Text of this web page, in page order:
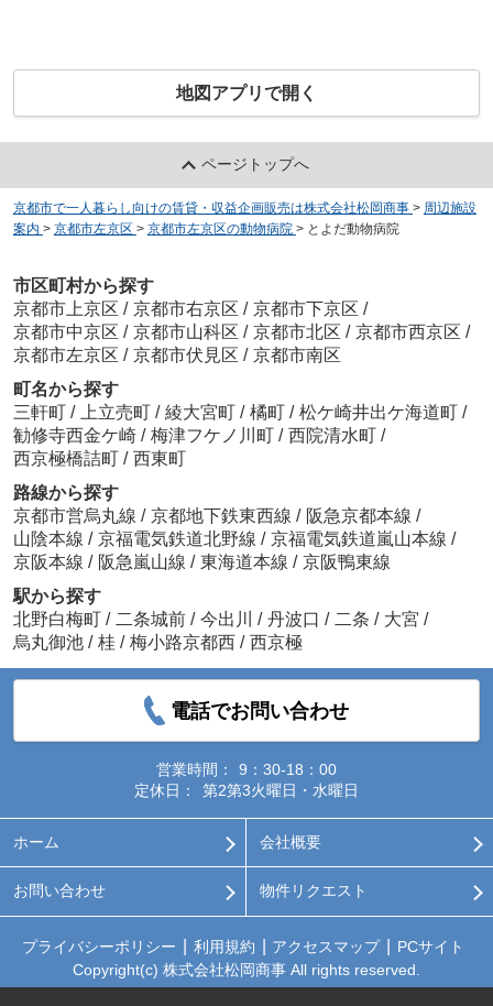
地図アプリで開く
ページトップへ
京都市で一人暮らし向けの賃貸・収益企画販売は株式会社松岡商事 > 周辺施設
案内 > 京都市左京区 > 京都市左京区の動物病院 > とよだ動物病院
市区町村から探す
京都市上京区 / 京都市右京区 / 京都市下京区 /
京都市中京区 / 京都市山科区 / 京都市北区 / 京都市西京区 /
京都市左京区 / 京都市伏見区 / 京都市南区
町名から探す
三軒町 / 上立売町 / 綾大宮町 / 橘町 / 松ケ崎井出ケ海道町 /
勧修寺西金ケ崎 / 梅津フケノ川町 / 西院清水町 /
西京極橋詰町 / 西東町
路線から探す
京都市営烏丸線 / 京都地下鉄東西線 / 阪急京都本線 /
山陰本線 / 京福電気鉄道北野線 / 京福電気鉄道嵐山本線 /
京阪本線 / 阪急嵐山線 / 東海道本線 / 京阪鴨東線
駅から探す
北野白梅町 / 二条城前 / 今出川 / 丹波口 / 二条 / 大宮 /
烏丸御池 / 桂 / 梅小路京都西 / 西京極
電話でお問い合わせ
営業時間：
9：30-18：00
定休日：
第2第3火曜日・水曜日
ホーム 会社概要
お問い合わせ 物件リクエスト
プライバシーポリシー 利用規約 アクセスマップ
PCサイト
Copyright(c) 株式会社松岡商事 All rights reserved.